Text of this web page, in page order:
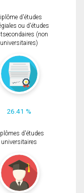
d'études
ou d'études
(non
universitaires)
26.41 %
d'études
universitaires